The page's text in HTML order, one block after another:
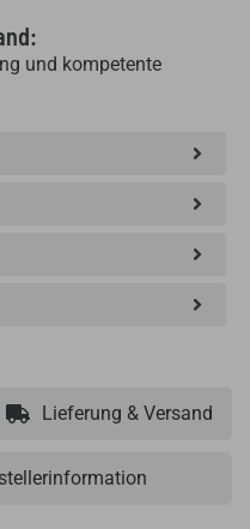
und kompetente
Lieferung & Versand